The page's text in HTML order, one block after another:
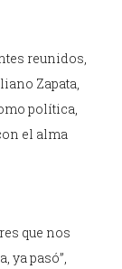
reunidos,
Zapata,
política,
el alma
que nos
ya pasó”,